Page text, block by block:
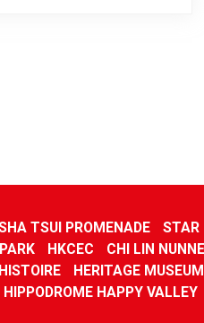
TSUI PROMENADE
STAR
HKCEC
CHI LIN
HERITAGE MUSEUM
HIPPODROME HAPPY VALLEY